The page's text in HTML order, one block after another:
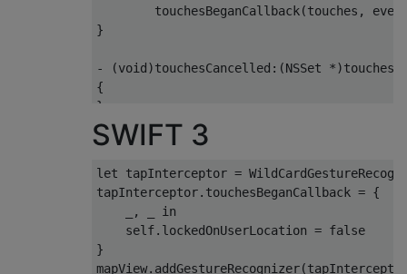
        touchesBeganCallback
(touches ,
}
- (void)touchesCancelled :(NSSet *)touches
{
}
- (void ) touchesEnded
}
void )touchesMoved
}
SWIFT 3
let tapInterceptor =
tapInterceptor. touchesBeganCallback = {
,
_ in
    self
. lockedOnUserLocation = false
}
mapView. addGestureRecognizer(